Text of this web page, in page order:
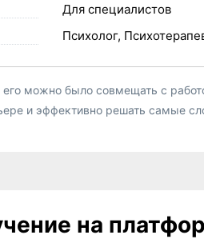
Для специалистов
Психолог,
можно было совмещать с
и эффективно решать самые
на